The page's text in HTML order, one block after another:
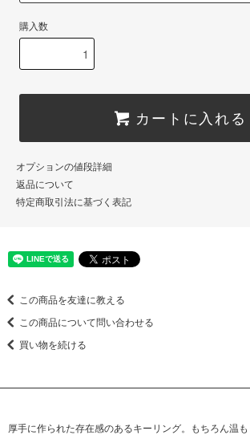
購入数
カートに入れる
オプションの値段詳細
返品について
特定商取引法に基づく表記
この商品を友達に教える
この商品について問い合わせる
買い物を続ける
厚手に作られた存在感のあるキーリング。もちろん温